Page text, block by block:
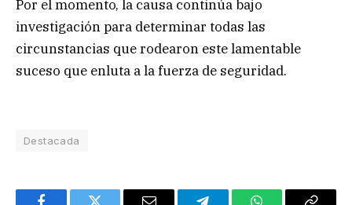
Por el momento, la causa continúa bajo
investigación para determinar todas las
circunstancias que rodearon este lamentable
suceso que enluta a la fuerza de seguridad.
Destacada